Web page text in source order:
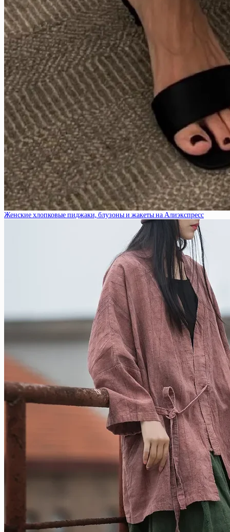
Женские хлопковые пиджаки, блузоны и жакеты на Алиэкспресс